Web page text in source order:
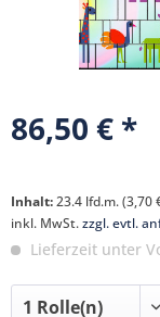
86,50 € *
Inhalt:23.4 lfd.m. (3,70
inkl. MwSt.zzgl. evtl.
Lieferzeit unter